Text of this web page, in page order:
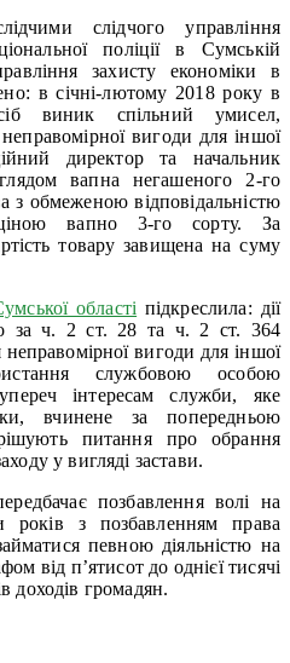
слідчого управління
поліції в Сумській
захисту економіки в
в січні-лютому 2018 року в
виник спільний умисел,
вигоди для іншої
директор та начальник
вапна негашеного 2-го
з обмеженою відповідальністю
вапно 3-го сорту. За
товару завищена на суму
області підкреслила: дії
за ч. 2 ст. 28 та ч. 2 ст. 364
вигоди для іншої
службовою особою
інтересам служби, яке
вчинене за попередньою
питання про обрання
у вигляді застави.
позбавлення волі на
з позбавленням права
певною діяльністю на
від п’ятисот до однієї тисячі
доходів громадян.